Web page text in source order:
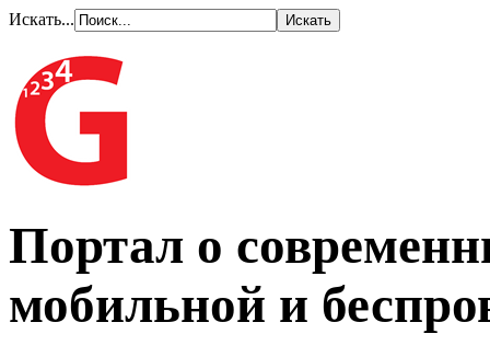
Искать...
Портал о
мобильной и